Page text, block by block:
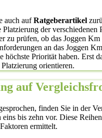
auch aufRatgeberartikel
Platzierung der verschiedenen
zu prüfen, ob das Joggen Km
an das Joggen
höchste Priorität haben. Erst
orientieren.
auf
finden Sie in der
eins bis zehn vor. Diese
ermittelt.